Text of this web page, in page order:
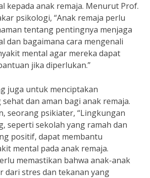
kepada anak remaja. Menurut Prof.
psikologi, “Anak remaja perlu
tentang pentingnya menjaga
dan bagaimana cara mengenali
mental agar mereka dapat
jika diperlukan.”
juga untuk menciptakan
dan aman bagi anak remaja.
seorang psikiater, “Lingkungan
seperti sekolah yang ramah dan
positif, dapat membantu
mental pada anak remaja.
memastikan bahwa anak-anak
dari stres dan tekanan yang